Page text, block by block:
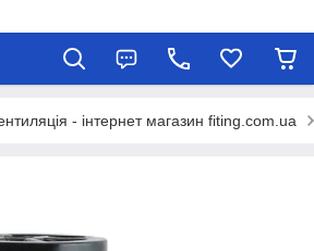
- інтернет магазин fiting.com.ua